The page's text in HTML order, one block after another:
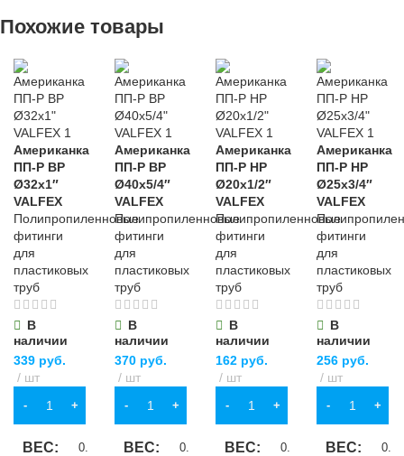
Похожие товары
Американка
ПП-Р ВР
Ø32х1″
VALFEX
Полипропиленновые
фитинги
для
пластиковых
труб
В
наличии
339 руб.
шт
В КОРЗИНУ
ВЕС 0.13 кг
Американка
ПП-Р ВР
Ø40х5/4″
VALFEX
Полипропиленновые
фитинги
для
пластиковых
труб
В
наличии
370 руб.
шт
В КОРЗИНУ
ВЕС 0.196 кг
Американка
ПП-Р НР
Ø20х1/2″
VALFEX
Полипропиленновые
фитинги
для
пластиковых
труб
В
наличии
162 руб.
шт
В КОРЗИНУ
ВЕС 0.065 кг
Американка
ПП-Р НР
Ø25х3/4″
VALFEX
фитинги
для
пластиковых
труб
В
наличии
256 руб.
шт
В КОРЗИНУ
ВЕС